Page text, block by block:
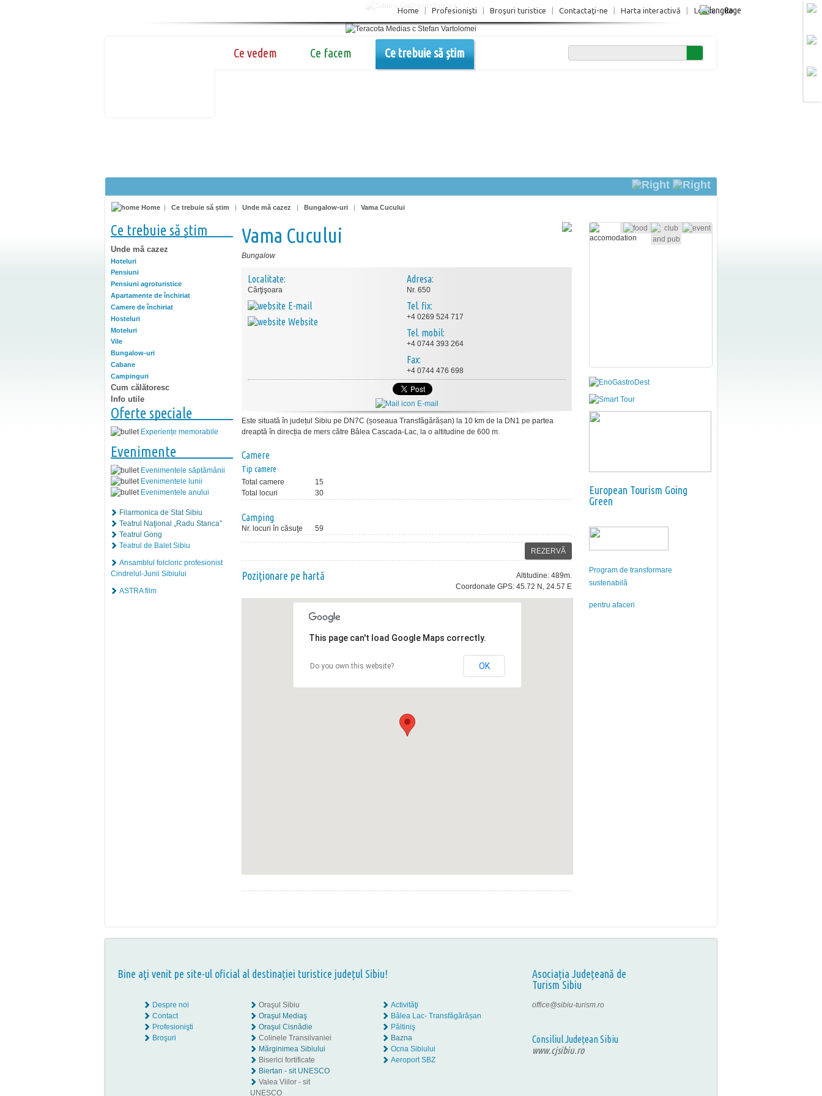
Login Ro
Home Profesionişti Broşuri turistice Contactaţi-ne Harta interactivă
Ce vedem Ce facem Ce trebuie să știm
Home | Ce trebuie să știm | Unde mă cazez | Bungalow-uri | Vama Cucului
Ce trebuie să știm
Unde mă cazez
Hoteluri
Pensiuni
Pensiuni agroturistice
Apartamente de închiriat
Camere de închiriat
Hosteluri
Moteluri
Vile
Bungalow-uri
Cabane
Campinguri
Cum călătoresc
Info utile
Oferte speciale
Experiențe memorabile
Evenimente
Evenimentele săptămânii
Evenimentele lunii
Evenimentele anului
Filarmonica de Stat Sibiu
Teatrul Naţional „Radu Stanca”
Teatrul Gong
Teatrul de Balet Sibiu
Ansamblul folcloric profesionist
Cindrelul-Junii Sibiului
ASTRA film
Vama Cucului
Bungalow
Localitate:
Cârţişoara
E-mail
Website
Adresa:
Nr. 650
Tel. fix:
+4 0269 524 717
Tel. mobil:
+4 0744 393 264
Fax:
+4 0744 476 698
E-mail
Este situată în județul Sibiu pe DN7C (șoseaua Transfăgărășan) la 10 km de la DN1 pe partea
dreaptă în direcția de mers către Bâlea Cascada-Lac, la o altitudine de 600 m.
Camere
Tip camere
Total camere
15
Total locuri
30
Camping
Nr. locuri în căsuţe 59
REZERVĂ
Altitudine: 489m.
Coordonate GPS: 45.72 N, 24.57 E
Poziţionare pe hartă
This page can't load Google Maps correctly.
Do you own this website? OK
European Tourism Going
Green
Program de transformare
sustenabilă
pentru afaceri
Bine aţi venit pe site-ul oficial al destinației turistice județul Sibiu!
Asociația Județeană de
Turism Sibiu
Despre noi
Contact
Profesionişti
Broşuri
Oraşul Sibiu
Oraşul Mediaş
Oraşul Cisnădie
Colinele Transilvaniei
Mărginimea Sibiului
Biserici fortificate
Biertan - sit UNESCO
Valea Viilor - sit
UNESCO
Activităţi
Bâlea Lac- Transfăgărășan
Păltiniş
Bazna
Ocna Sibiului
Aeroport SBZ
office@sibiu-turism.ro
Consiliul Județean Sibiu
www.cjsibiu.ro